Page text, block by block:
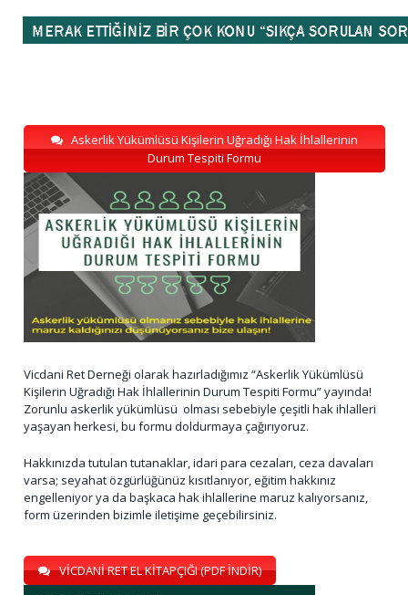
Askerlik Yükümlüsü Kişilerin Uğradığı Hak İhlallerinin
Durum Tespiti Formu
Vicdani Ret Derneği olarak hazırladığımız “Askerlik Yükümlüsü
Kişilerin Uğradığı Hak İhlallerinin Durum Tespiti Formu” yayında!
Zorunlu askerlik yükümlüsü olması sebebiyle çeşitli hak ihlalleri
yaşayan herkesi, bu formu doldurmaya çağırıyoruz.
Hakkınızda tutulan tutanaklar, idari para cezaları, ceza davaları
varsa; seyahat özgürlüğünüz kısıtlanıyor, eğitim hakkınız
engelleniyor ya da başkaca hak ihlallerine maruz kalıyorsanız,
form üzerinden bizimle iletişime geçebilirsiniz.
VİCDANİ RET EL KİTAPÇIĞI (PDF İNDİR)